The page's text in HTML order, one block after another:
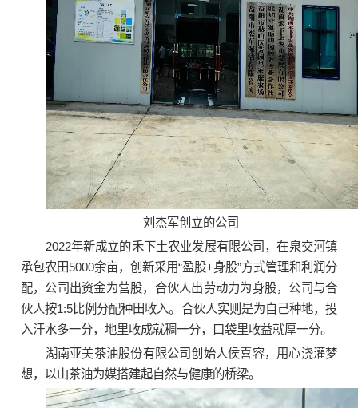
刘杰军创立的公司
2022年新成立的禾下土农业发展有限公司，在泉交河镇
承包农田5000余亩，创新采用“盈股+身股”方式管理和利润分
配，公司出资金为营股，合伙人出劳动力为身股，公司与合
伙人按1:5比例分配种田收入。合伙人实则是为自己种地，投
入汗水多一分，地里收成就稠一分，口袋里收益就厚一分。
湖南亚美茶油股份有限公司创始人侯喜容，用心浇灌梦
想，以山茶油为媒搭建起自然与健康的桥梁。